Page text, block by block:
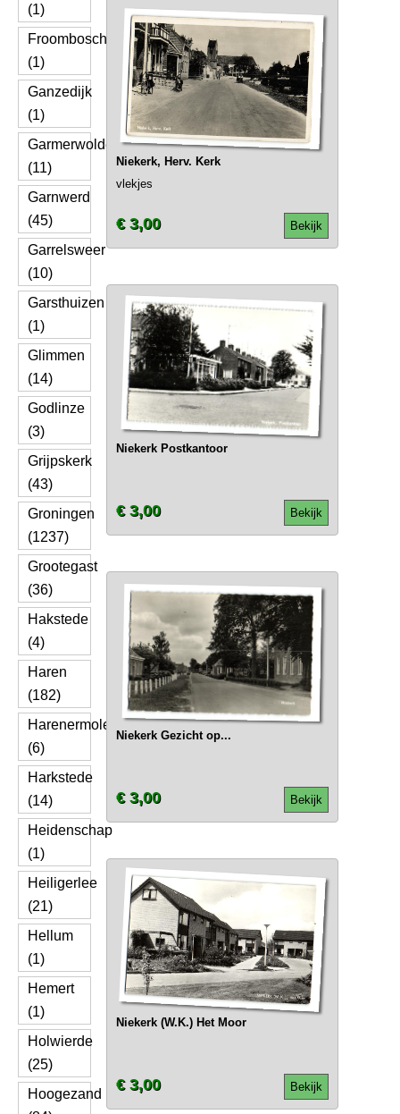
(1)
Froombosch
(1)
Ganzedijk
(1)
Garmerwolde
(11)
Garnwerd
(45)
Garrelsweer
(10)
Garsthuizen
(1)
Glimmen
(14)
Godlinze
(3)
Grijpskerk
(43)
Groningen
(1237)
Grootegast
(36)
Hakstede
(4)
Haren
(182)
Harenermolen
(6)
Harkstede
(14)
Heidenschap
(1)
Heiligerlee
(21)
Hellum
(1)
Hemert
(1)
Holwierde
(25)
Hoogezand
Niekerk, Herv. Kerk
vlekjes
Bekijk
€ 3,00
Niekerk Postkantoor
Bekijk
€ 3,00
Niekerk Gezicht op...
Bekijk
€ 3,00
Niekerk (W.K.) Het Moor
Bekijk
€ 3,00